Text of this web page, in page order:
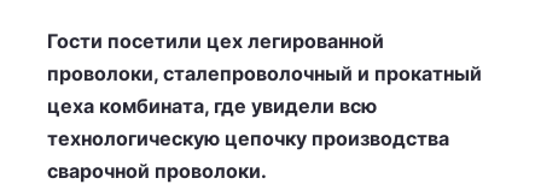
Гости посетили цех легированной
проволоки, сталепроволочный и прокатный
цеха комбината, где увидели всю
технологическую цепочку производства
сварочной проволоки.